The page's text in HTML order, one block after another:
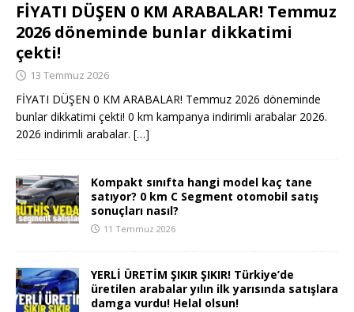
FİYATI DÜŞEN 0 KM ARABALAR! Temmuz
2026 döneminde bunlar dikkatimi
çekti!
13 Temmuz 2026
FİYATI DÜŞEN 0 KM ARABALAR! Temmuz 2026 döneminde
bunlar dikkatimi çekti! 0 km kampanya indirimli arabalar 2026.
2026 indirimli arabalar. […]
Kompakt sınıfta hangi model kaç tane
satıyor? 0 km C Segment otomobil satış
sonuçları nasıl?
11 Temmuz 2026
YERLİ ÜRETİM ŞIKIR ŞIKIR! Türkiye’de
üretilen arabalar yılın ilk yarısında satışlara
damga vurdu! Helal olsun!